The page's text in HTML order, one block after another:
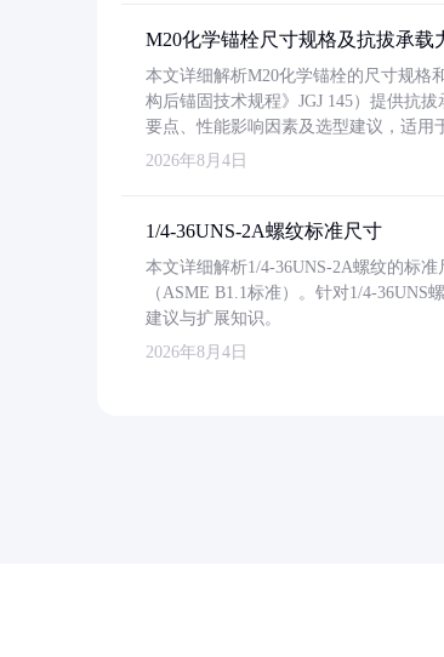
M20化学锚栓尺寸规格及抗拔承载
本文详细解析M20化学锚栓的尺寸规格
构后锚固技术规程》JGJ 145）提供抗
要点、性能影响因素及选型建议，适用
2026年8月4日
1/4-36UNS-2A螺纹标准尺寸
本文详细解析1/4-36UNS-2A螺纹的标
（ASME B1.1标准）。针对1/4-
建议与扩展知识。
2026年8月4日